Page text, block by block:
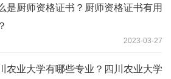
是厨师资格证书？厨师资格证书有用
2023-03-27
农业大学有哪些专业？四川农业大学